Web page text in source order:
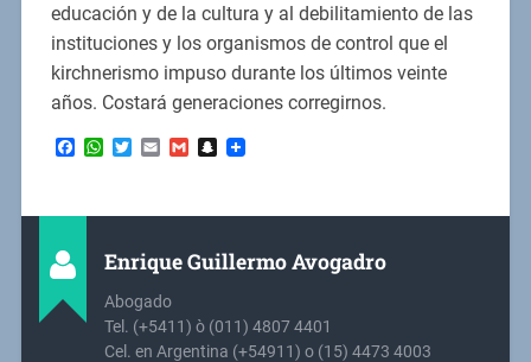
educación y de la cultura y al debilitamiento de las
instituciones y los organismos de control que el
kirchnerismo impuso durante los últimos veinte
años. Costará generaciones corregirnos.
Facebook
WhatsApp
Twitter
EmailGmailSnapchat
Enrique Guillermo Avogadro
Abogado
Tel. (+5411) ò (011) 4807 4401
Cel. en Argentina (+54911) o (15) 4473 4003